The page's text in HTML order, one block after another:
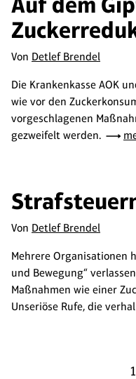
Von Detlef Brendel
Die Krankenkasse AOK
wie vor den
vorgeschlagenen
gezweifelt werden.
Von Detlef Brendel
Mehrere Organisationen
und Bewegung“
Maßnahmen wie einer
Unseriöse Rufe, die
1